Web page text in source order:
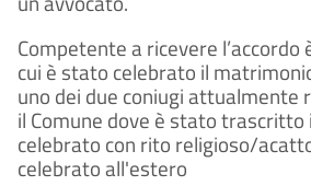
Competente a ricevere l’accordo
cui è stato celebrato il
uno dei due coniugi attualmente
il Comune dove è stato
celebrato con rito religioso/
celebrato all'estero